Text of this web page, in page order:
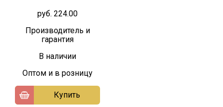
руб. 224.00
Производитель и
гарантия
В наличии
Оптом и в розницу
Купить